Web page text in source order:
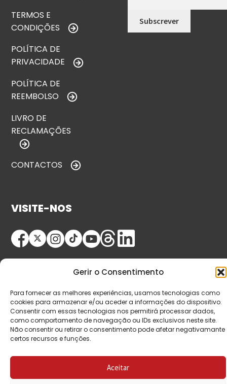
Gerir o Consentimento
Para fornecer as melhores experiências, usamos tecnologias como
cookies para armazenar e/ou aceder a informações do dispositivo.
Consentir com essas tecnologias nos permitirá processar dados,
como comportamento de navegação ou IDs exclusivos neste site.
Não consentir ou retirar o consentimento pode afetar negativamante
certos recursos e funções.
Aceitar
TERMOS E
CONDIÇÕES
POLÍTICA DE
PRIVACIDADE
POLÍTICA DE
REEMBOLSO
LIVRO DE
RECLAMAÇÕES
CONTACTOS
VISITE-NOS
© Copyright 2026 Saída de Emergência. Todos os
direitos reservados.